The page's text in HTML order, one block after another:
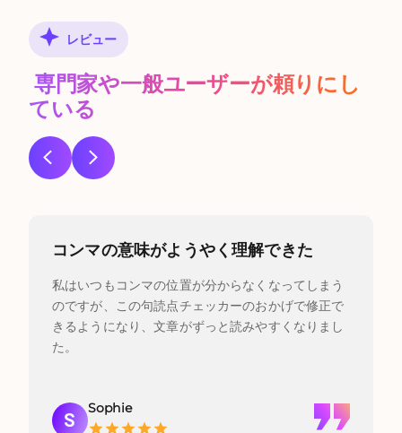
レビュー
専門家や一般ユーザーが頼りにし
ている
コンマの意味がようやく理解できた
私はいつもコンマの位置が分からなくなってしまう
のですが、この句読点チェッカーのおかげで修正で
きるようになり、文章がずっと読みやすくなりまし
た。
S
Sophie